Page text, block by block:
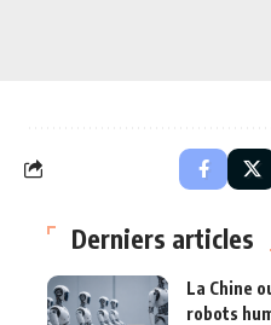
Derniers articles
La Chine
robots